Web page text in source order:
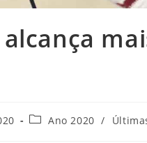
Categoria
Ano 2020 /